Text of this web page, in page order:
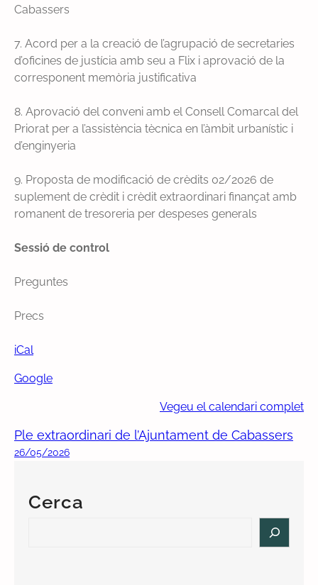
b
s
s
e
s
Cabassers
7. Acord per a la creació de l’agrupació de secretaries
d’oficines de justícia amb seu a Flix i aprovació de la
corresponent memòria justificativa
8. Aprovació del conveni amb el Consell Comarcal del
Priorat per a l’assistència tècnica en l’àmbit urbanístic i
d’enginyeria
9. Proposta de modificació de crèdits 02/2026 de
suplement de crèdit i crèdit extraordinari finançat amb
romanent de tresoreria per despeses generals
Sessió de control
Preguntes
Precs
iCal
Google
Vegeu el calendari complet
Ple extraordinari de l’Ajuntament de Cabassers
26/05/2026
Cerca